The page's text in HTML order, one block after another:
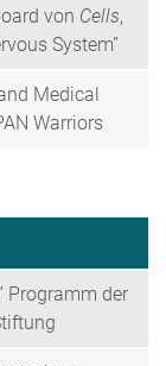
von Cells,
System”
Medical
Warriors
Programm der